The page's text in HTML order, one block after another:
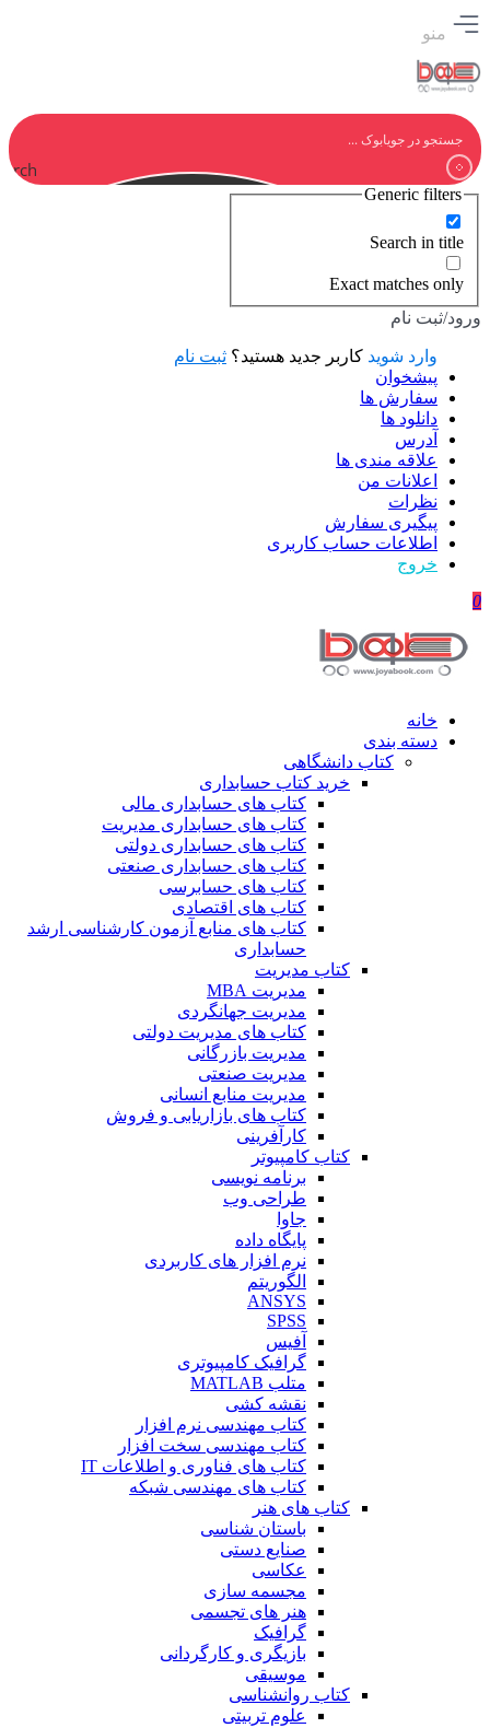
منو
Generic filters
Search in title
Exact matches only
ورود/ثبت نام
وارد شوید کاربر جدید هستید؟ ثبت نام
پیشخوان
سفارش ها
دانلود ها
آدرس
علاقه مندی ها
اعلانات من
نظرات
پیگیری سفارش
اطلاعات حساب كاربری
خروج
0
خانه
دسته بندی
کتاب دانشگاهی
خرید کتاب حسابداری
کتاب های حسابداری مالی
کتاب های حسابداری مدیریت
کتاب های حسابداری دولتی
کتاب های حسابداری صنعتی
کتاب های حسابرسی
کتاب های اقتصادی
کتاب های منابع آزمون کارشناسی ارشد
حسابداری
کتاب مدیریت
مدیریت MBA
مدیریت جهانگردی
کتاب های مدیریت دولتی
مدیریت بازرگانی
مدیریت صنعتی
مدیریت منابع انسانی
کتاب های بازاریابی و فروش
کارآفرینی
کتاب کامپیوتر
برنامه نویسی
طراحی وب
جاوا
پایگاه داده
نرم افزار های کاربردی
الگوریتم
ANSYS
SPSS
آفیس
گرافیک کامپیوتری
متلب MATLAB
نقشه کشی
کتاب مهندسی نرم افزار
کتاب مهندسی سخت افزار
کتاب های فناوری و اطلاعات IT
کتاب های مهندسی شبکه
کتاب های هنر
باستان شناسی
صنایع دستی
عکاسی
مجسمه سازی
هنر های تجسمی
گرافیک
بازیگری و کارگردانی
موسیقی
کتاب روانشناسی
علوم تربیتی